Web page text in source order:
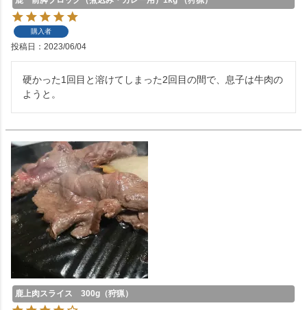
購入者
投稿日 2023/06/04
硬かった1回目と溶けてしまった2回目の間で、息子は牛肉の
ようと。
鹿上肉スライス 300g（狩猟）